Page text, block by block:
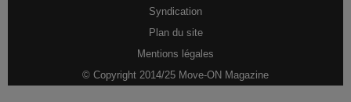
Syndication
Plan du site
Mentions légales
© Copyright 2014/25 Move-ON Magazine